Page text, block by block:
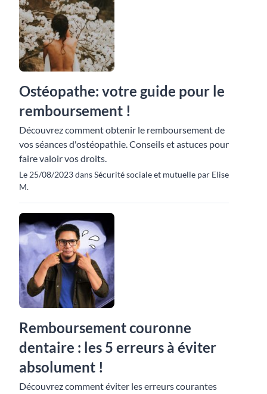
Ostéopathe: votre guide pour le
remboursement !
Découvrez comment obtenir le remboursement de
vos séances d'ostéopathie. Conseils et astuces pour
faire valoir vos droits.
Le 25/08/2023 dans Sécurité sociale et mutuelle par Elise
M.
Remboursement couronne
dentaire : les 5 erreurs à éviter
absolument !
Découvrez comment éviter les erreurs courantes